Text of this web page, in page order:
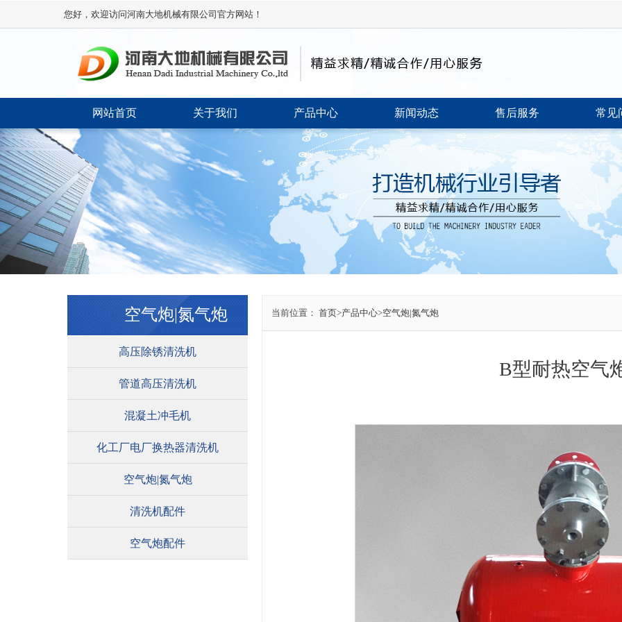
您好，欢迎访问河南大地机械有限公司官方网站！
网站首页 关于我们 产品中心 新闻动态 售后服务 常见
空气炮|氮气炮
高压除锈清洗机
管道高压清洗机
混凝土冲毛机
化工厂电厂换热器清洗机
空气炮|氮气炮
清洗机配件
空气炮配件
当前位置： 首页>产品中心>空气炮|氮气炮
B型耐热空气